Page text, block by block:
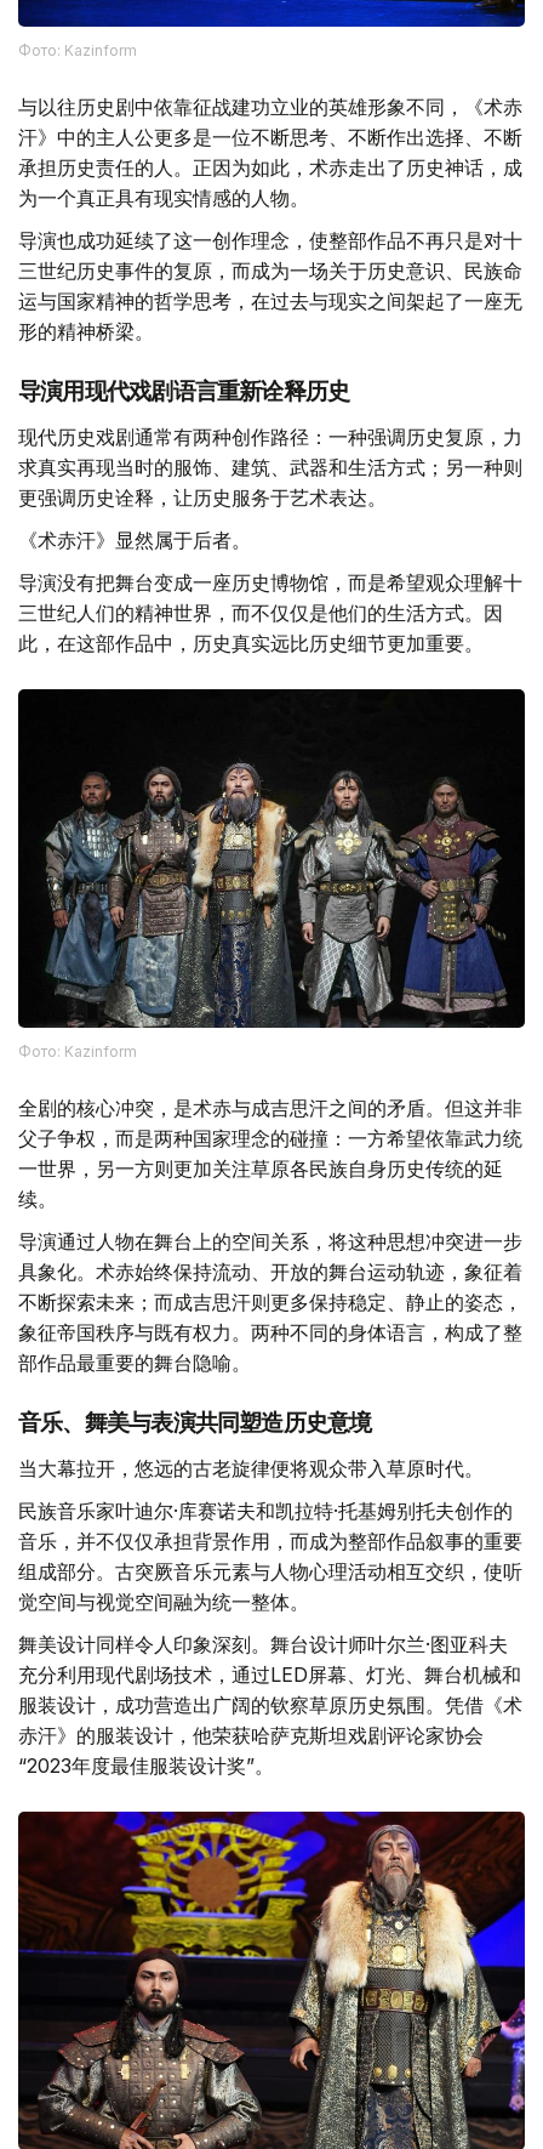
Фото: Kazinform
与以往历史剧中依靠征战建功立业的英雄形象不同，《术赤
汗》中的主人公更多是一位不断思考、不断作出选择、不断
承担历史责任的人。正因为如此，术赤走出了历史神话，成
为一个真正具有现实情感的人物。
导演也成功延续了这一创作理念，使整部作品不再只是对十
三世纪历史事件的复原，而成为一场关于历史意识、民族命
运与国家精神的哲学思考，在过去与现实之间架起了一座无
形的精神桥梁。
导演用现代戏剧语言重新诠释历史
现代历史戏剧通常有两种创作路径：一种强调历史复原，力
求真实再现当时的服饰、建筑、武器和生活方式；另一种则
更强调历史诠释，让历史服务于艺术表达。
《术赤汗》显然属于后者。
导演没有把舞台变成一座历史博物馆，而是希望观众理解十
三世纪人们的精神世界，而不仅仅是他们的生活方式。因
此，在这部作品中，历史真实远比历史细节更加重要。
Фото: Kazinform
全剧的核心冲突，是术赤与成吉思汗之间的矛盾。但这并非
父子争权，而是两种国家理念的碰撞：一方希望依靠武力统
一世界，另一方则更加关注草原各民族自身历史传统的延
续。
导演通过人物在舞台上的空间关系，将这种思想冲突进一步
具象化。术赤始终保持流动、开放的舞台运动轨迹，象征着
不断探索未来；而成吉思汗则更多保持稳定、静止的姿态，
象征帝国秩序与既有权力。两种不同的身体语言，构成了整
部作品最重要的舞台隐喻。
音乐、舞美与表演共同塑造历史意境
当大幕拉开，悠远的古老旋律便将观众带入草原时代。
民族音乐家叶迪尔·库赛诺夫和凯拉特·托基姆别托夫创作的
音乐，并不仅仅承担背景作用，而成为整部作品叙事的重要
组成部分。古突厥音乐元素与人物心理活动相互交织，使听
觉空间与视觉空间融为统一整体。
舞美设计同样令人印象深刻。舞台设计师叶尔兰·图亚科夫
充分利用现代剧场技术，通过LED屏幕、灯光、舞台机械和
服装设计，成功营造出广阔的钦察草原历史氛围。凭借《术
赤汗》的服装设计，他荣获哈萨克斯坦戏剧评论家协会
“2023年度最佳服装设计奖”。